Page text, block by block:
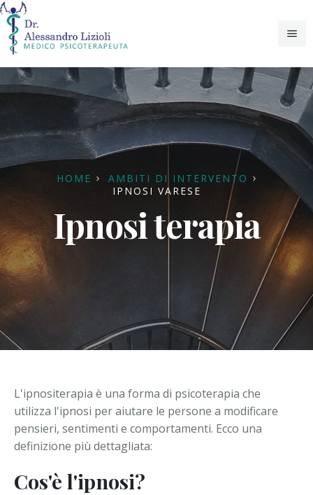
Home
Ambiti di intervento
Lo Psicologo: Istruzioni per l'uso
Psicoanalisi
Ipnosi
Fobie
Attacchi di Panico
Lo Psicoterapeuta giusto: un colpo di Fulmine!
Ipnosi: tra passato e presente
Resilienza
HIV: gli effetti psicologici di una malattia incurabile
Quando una buona psicoterapia fa bene alla salute
Contatti
HOME
AMBITI DI INTERVENTO
IPNOSI VARESE
Ipnosi terapia
L'ipnositerapia è una forma di psicoterapia che
utilizza l'ipnosi per aiutare le persone a modificare
pensieri, sentimenti e comportamenti. Ecco una
definizione più dettagliata:
Cos'è l'ipnosi?